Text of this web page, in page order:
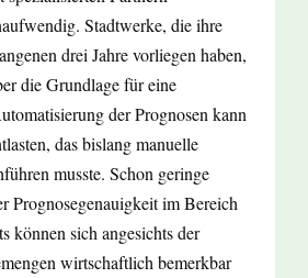
Stadtwerke, die ihre
drei Jahre vorliegen haben,
die Grundlage für eine
der Prognosen kann
das bislang manuelle
musste. Schon geringe
Prognosegenauigkeit im Bereich
können sich angesichts der
wirtschaftlich bemerkbar